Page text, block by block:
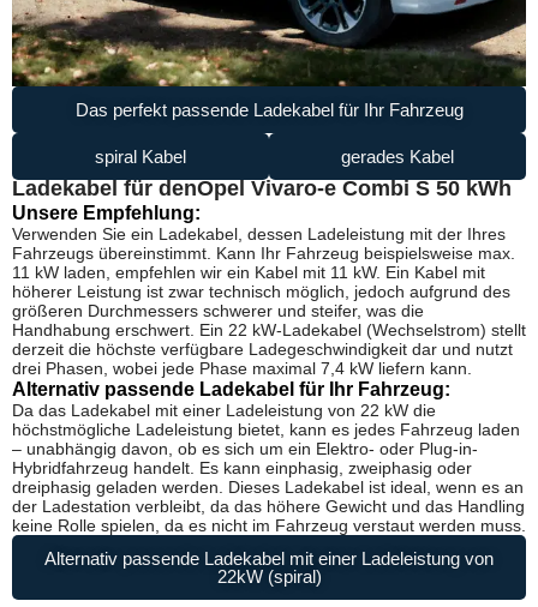
Das perfekt passende Ladekabel für Ihr Fahrzeug
spiral Kabel gerades Kabel
Ladekabel für denOpel Vivaro-e Combi S 50 kWh
Unsere Empfehlung:
Verwenden Sie ein Ladekabel, dessen Ladeleistung mit der Ihres
Fahrzeugs übereinstimmt. Kann Ihr Fahrzeug beispielsweise max.
11 kW laden, empfehlen wir ein Kabel mit 11 kW. Ein Kabel mit
höherer Leistung ist zwar technisch möglich, jedoch aufgrund des
größeren Durchmessers schwerer und steifer, was die
Handhabung erschwert. Ein 22 kW-Ladekabel (Wechselstrom) stellt
derzeit die höchste verfügbare Ladegeschwindigkeit dar und nutzt
drei Phasen, wobei jede Phase maximal 7,4 kW liefern kann.
Alternativ passende Ladekabel für Ihr Fahrzeug:
Da das Ladekabel mit einer Ladeleistung von 22 kW die
höchstmögliche Ladeleistung bietet, kann es jedes Fahrzeug laden
– unabhängig davon, ob es sich um ein Elektro- oder Plug-in-
Hybridfahrzeug handelt. Es kann einphasig, zweiphasig oder
dreiphasig geladen werden. Dieses Ladekabel ist ideal, wenn es an
der Ladestation verbleibt, da das höhere Gewicht und das Handling
keine Rolle spielen, da es nicht im Fahrzeug verstaut werden muss.
Alternativ passende Ladekabel mit einer Ladeleistung von
22kW (spiral)